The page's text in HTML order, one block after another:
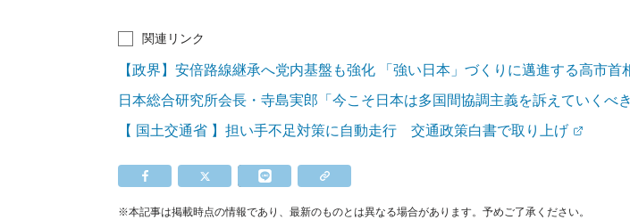
関連リンク
【政界】安倍路線継承へ党内基盤も強化 「強い日本」づくりに邁進する高市首
日本総合研究所会長・寺島実郎「今こそ日本は多国間協調主義を訴えていくべき
【 国土交通省 】担い手不足対策に自動走行 交通政策白書で取り上げ
※本記事は掲載時点の情報であり、最新のものとは異なる場合があります。予めご了承ください。